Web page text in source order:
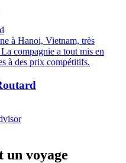
à Hanoi, Vietnam, très
compagnie a tout mis en
à des prix compétitifs.
un voyage